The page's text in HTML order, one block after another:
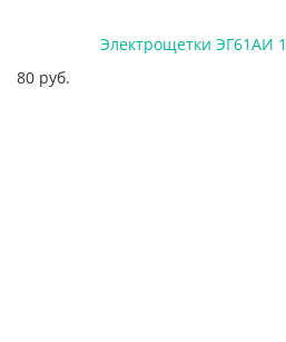
Электрощетки ЭГ61АИ
80 руб.